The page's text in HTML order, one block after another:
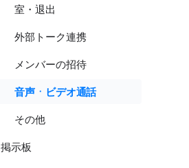
室・退出
外部トーク連携
メンバーの招待
音声ㆍビデオ通話
その他
掲示板